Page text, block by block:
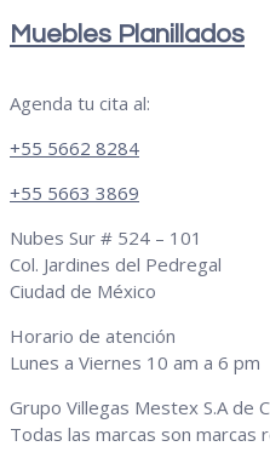
Muebles Planillados
Agenda tu cita al:
+55 5662 8284
+55 5663 3869
Nubes Sur # 524 – 101
Col. Jardines del Pedregal
Ciudad de México
Horario de atención
Lunes a Viernes 10 am a 6 pm
Grupo Villegas Mestex S.A de
Todas las marcas son marcas